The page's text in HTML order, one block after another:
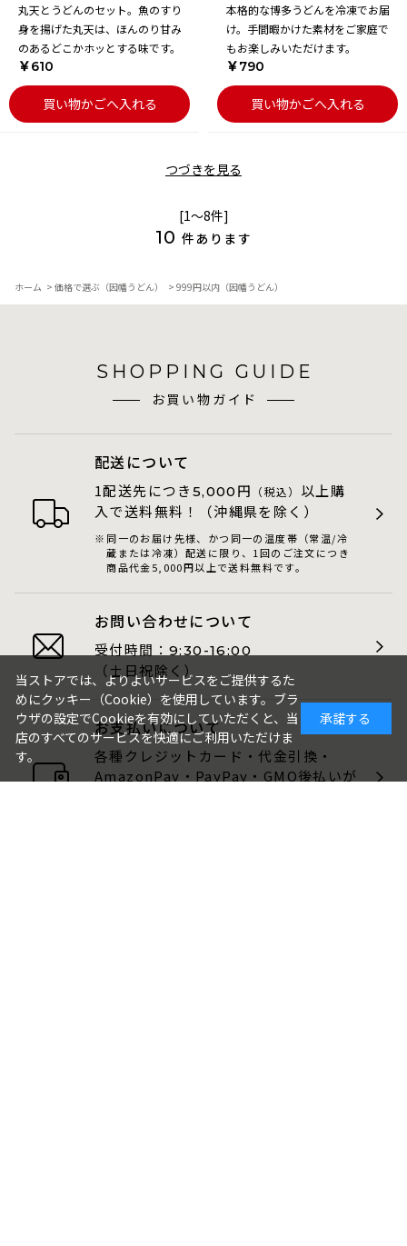
丸天とうどんのセット。魚のすり
身を揚げた丸天は、ほんのり甘み
のあるどこかホッとする味です。
￥610
買い物かごへ入れる
本格的な博多うどんを冷凍でお届
け。手間暇かけた素材をご家庭で
もお楽しみいただけます。
￥790
買い物かごへ入れる
つづきを見る
[1～8件]
10 件あります
ホーム > 価格で選ぶ（因幡うどん） > 999円以内（因幡うどん）
SHOPPING GUIDE
お買い物ガイド
配送について
1配送先につき 5,000 円 （税込） 以上購
入で送料無料！（沖縄県を除く）
同一のお届け先様、かつ同一の温度帯（常温/冷
蔵または冷凍）配送に限り、1回のご注文につき
商品代金5,000円以上で送料無料です。
お問い合わせについて
受付時間： 9:30-16:00
（土日祝除く）
お支払いについて
各種クレジットカード・代金引換・
AmazonPay・PayPay・GMO後払いが
当ストアでは、よりよいサービスをご提供するた
めにクッキー（Cookie）を使用しています。ブラ
ウザの設定でCookieを有効にしていただくと、当
店のすべてのサービスを快適にご利用いただけま
す。
承諾する